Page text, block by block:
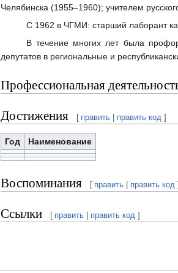
Челябинска (1955–1960); учителем
С 1962 в ЧГМИ: старший лаборант
В течение многих лет была
депутатов в региональные и
Профессиональная
Достижения [ править править код ]
Год Наименование
Воспоминания [ править править код ]
Ссылки [ править править код ]